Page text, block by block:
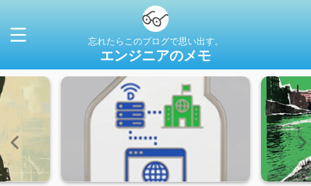
忘れたらこのブログで思い出す。
エンジニアのメモ